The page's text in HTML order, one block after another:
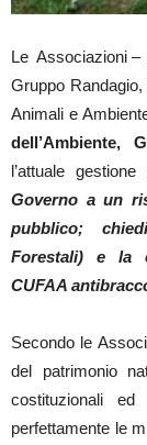
Le Associazioni –
Gruppo
Animali e
dell’Ambiente,
l’attuale
Governo a un
pubblico;
Forestali) e la
CUFAA
Secondo le
del patrimonio
costituzionali
perfettamente le